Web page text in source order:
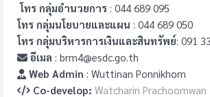
โทร กลุ่มอำนวยการ : 044 689 095
โทร กลุ่มนโยบายและแผน : 044 689 050
โทร กลุ่มบริหารการเงินและสินทรัพย์: 091
อีเมล : brm4@esdc.go.th
Web Admin : Wuttinan Ponnikhom
Co-develop: Watcharin Prachoomwan